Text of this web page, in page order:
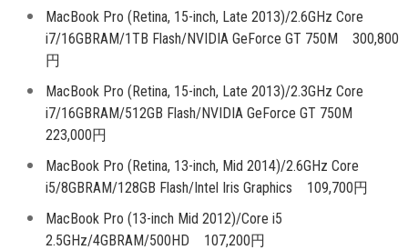
MacBook Pro (Retina, 15-inch, Late 2013)/2.6GHz Core
i7/16GBRAM/1TB Flash/NVIDIA GeForce GT 750M 300,800
円
MacBook Pro (Retina, 15-inch, Late 2013)/2.3GHz Core
i7/16GBRAM/512GB Flash/NVIDIA GeForce GT 750M
223,000円
MacBook Pro (Retina, 13-inch, Mid 2014)/2.6GHz Core
i5/8GBRAM/128GB Flash/Intel Iris Graphics 109,700円
MacBook Pro (13-inch Mid 2012)/Core i5
2.5GHz/4GBRAM/500HD 107,200円